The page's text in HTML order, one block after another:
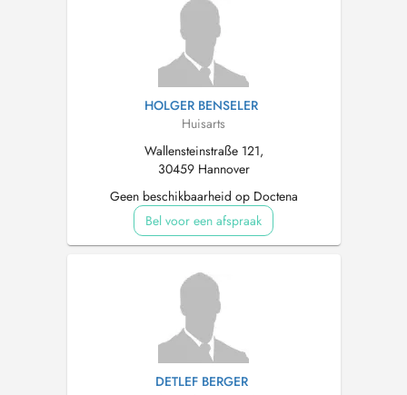
HOLGER BENSELER
Huisarts
Wallensteinstraße 121,
30459 Hannover
Geen beschikbaarheid op Doctena
Bel voor een afspraak
DETLEF BERGER